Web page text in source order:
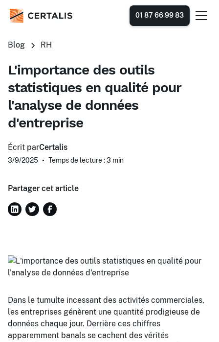
01 87 66 99 83
Blog RH
L'importance des outils
statistiques en qualité pour
l'analyse de données
d'entreprise
Écrit parCertalis
3/9/2025 • Temps de lecture : 3 min
Partager cet article
Dans le tumulte incessant des activités commerciales,
les entreprises génèrent une quantité prodigieuse de
données chaque jour. Derrière ces chiffres
apparemment banals se cachent des vérités